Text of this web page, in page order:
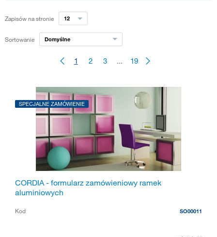
Zapisów na stronie 12
Sortowanie Domyślne
1 2 3 ... 19
SPECJALNE ZAMÓWIENIE
CORDIA - formularz zamówieniowy ramek
aluminiowych
Kod SO00011